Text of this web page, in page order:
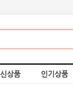
신상품 인기상품